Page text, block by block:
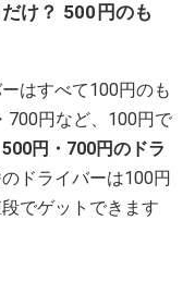
け？ 500円のも
はすべて100円のも
700円など、100円で
500円・700円のドラ
ドライバーは100円
でゲットできます